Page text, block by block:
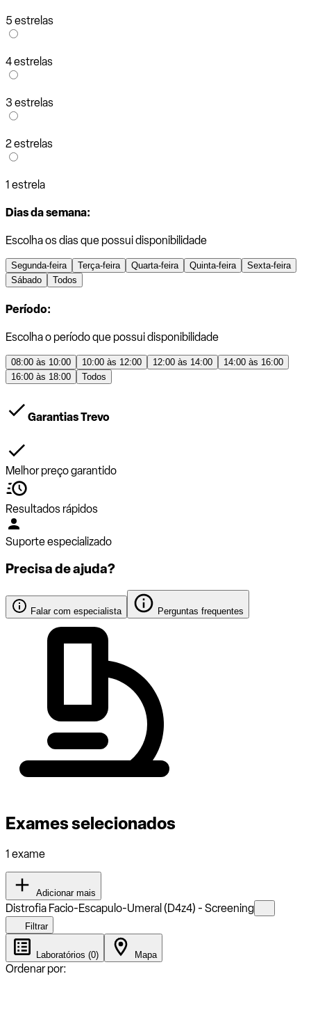
5 estrelas
4 estrelas
3 estrelas
2 estrelas
1 estrela
Dias da semana:
Escolha os dias que possui disponibilidade
Segunda-feira Terça-feira Quarta-feira Quinta-feira
Sexta-feira
Sábado
Todos
Período:
Escolha o período que possui disponibilidade
08:00 às 10:00 10:00 às 12:00 12:00 às 14:00
14:00 às 16:00
16:00 às 18:00
Todos
Garantias Trevo
Melhor preço garantido
Resultados rápidos
Suporte especializado
Precisa de ajuda?
Falar com especialista Perguntas frequentes
Exames selecionados
1 exame
Adicionar mais
Distrofia Facio-Escapulo-Umeral (D4z4) - Screening
Filtrar
Laboratórios (0) Mapa
Ordenar por: